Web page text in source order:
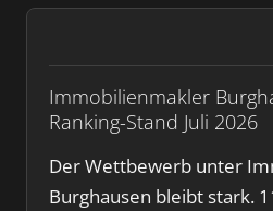
Immobilienmakler
Ranking-Stand Juli 2026
Der Wettbewerb unter
Burghausen bleibt stark.